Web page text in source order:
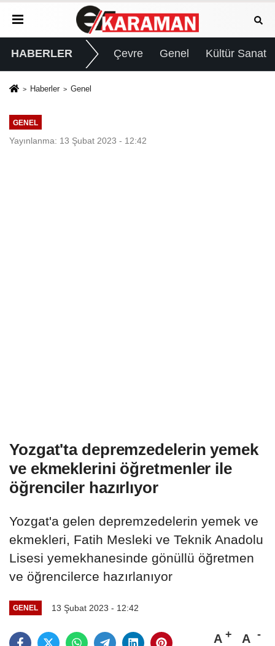
HABERLER Çevre Genel Kültür Sanat
Haberler Genel
GENEL
Yayınlanma: 13 Şubat 2023 - 12:42
Yozgat'ta depremzedelerin yemek
ve ekmeklerini öğretmenler ile
öğrenciler hazırlıyor
Yozgat'a gelen depremzedelerin yemek ve
ekmekleri, Fatih Mesleki ve Teknik Anadolu
Lisesi yemekhanesinde gönüllü öğretmen
ve öğrencilerce hazırlanıyor
GENEL 13 Şubat 2023 - 12:42
A A